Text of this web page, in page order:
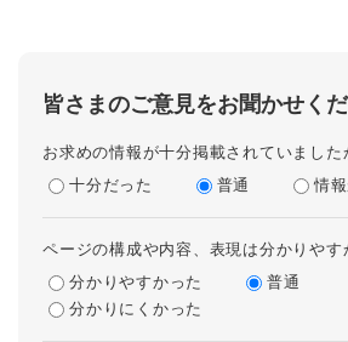
皆さまのご意見をお聞かせく
お求めの情報が十分掲載されていました
十分だった
普通 情
ページの構成や内容、表現は分かりやす
分かりやすかった
普通
分かりにくかった